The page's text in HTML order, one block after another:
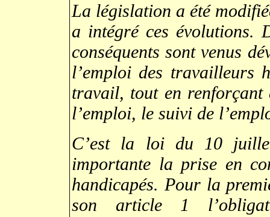
La législation a été
a intégré ces évolutions.
conséquents sont venus
l’emploi des travailleurs
travail, tout en renforçant
l’emploi, le suivi de
C’est la loi du 10
importante la prise en
handicapés. Pour la
son article 1